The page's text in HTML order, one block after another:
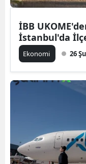
İBB
İstanbul'da
Ekonomi 26